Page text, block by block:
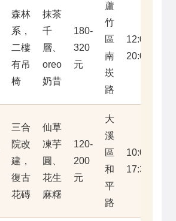
森林
系，
二樓
有吊
椅
抹茶
千
層、
oreo
奶昔
180-
320
元
蘆
竹
區
南
崁
路
12:00-
20:00
三合
院改
建，
復古
花磚
仙草
凍芋
圓、
花生
麻糬
120-
200
元
大
溪
區
和
平
路
10:00-
17:30